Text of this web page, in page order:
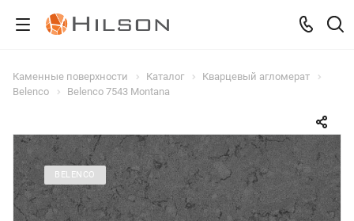
Каменные поверхности Каталог
Кварцевый агломерат
Belenco
Belenco 7543 Montana
BELENCO